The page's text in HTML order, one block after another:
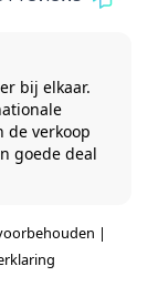
bij elkaar.
de verkoop
goede deal
|